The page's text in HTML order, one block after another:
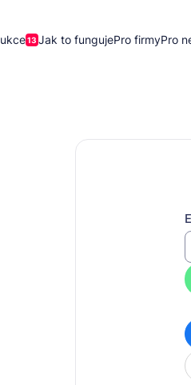
13 Jak to fungujePro firmyPro